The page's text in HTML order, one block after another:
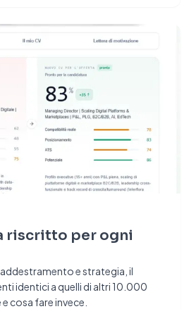
riscritto per ogni
addestramento e strategia, il
identici a quelli di altri 10.000
cosa fare invece.